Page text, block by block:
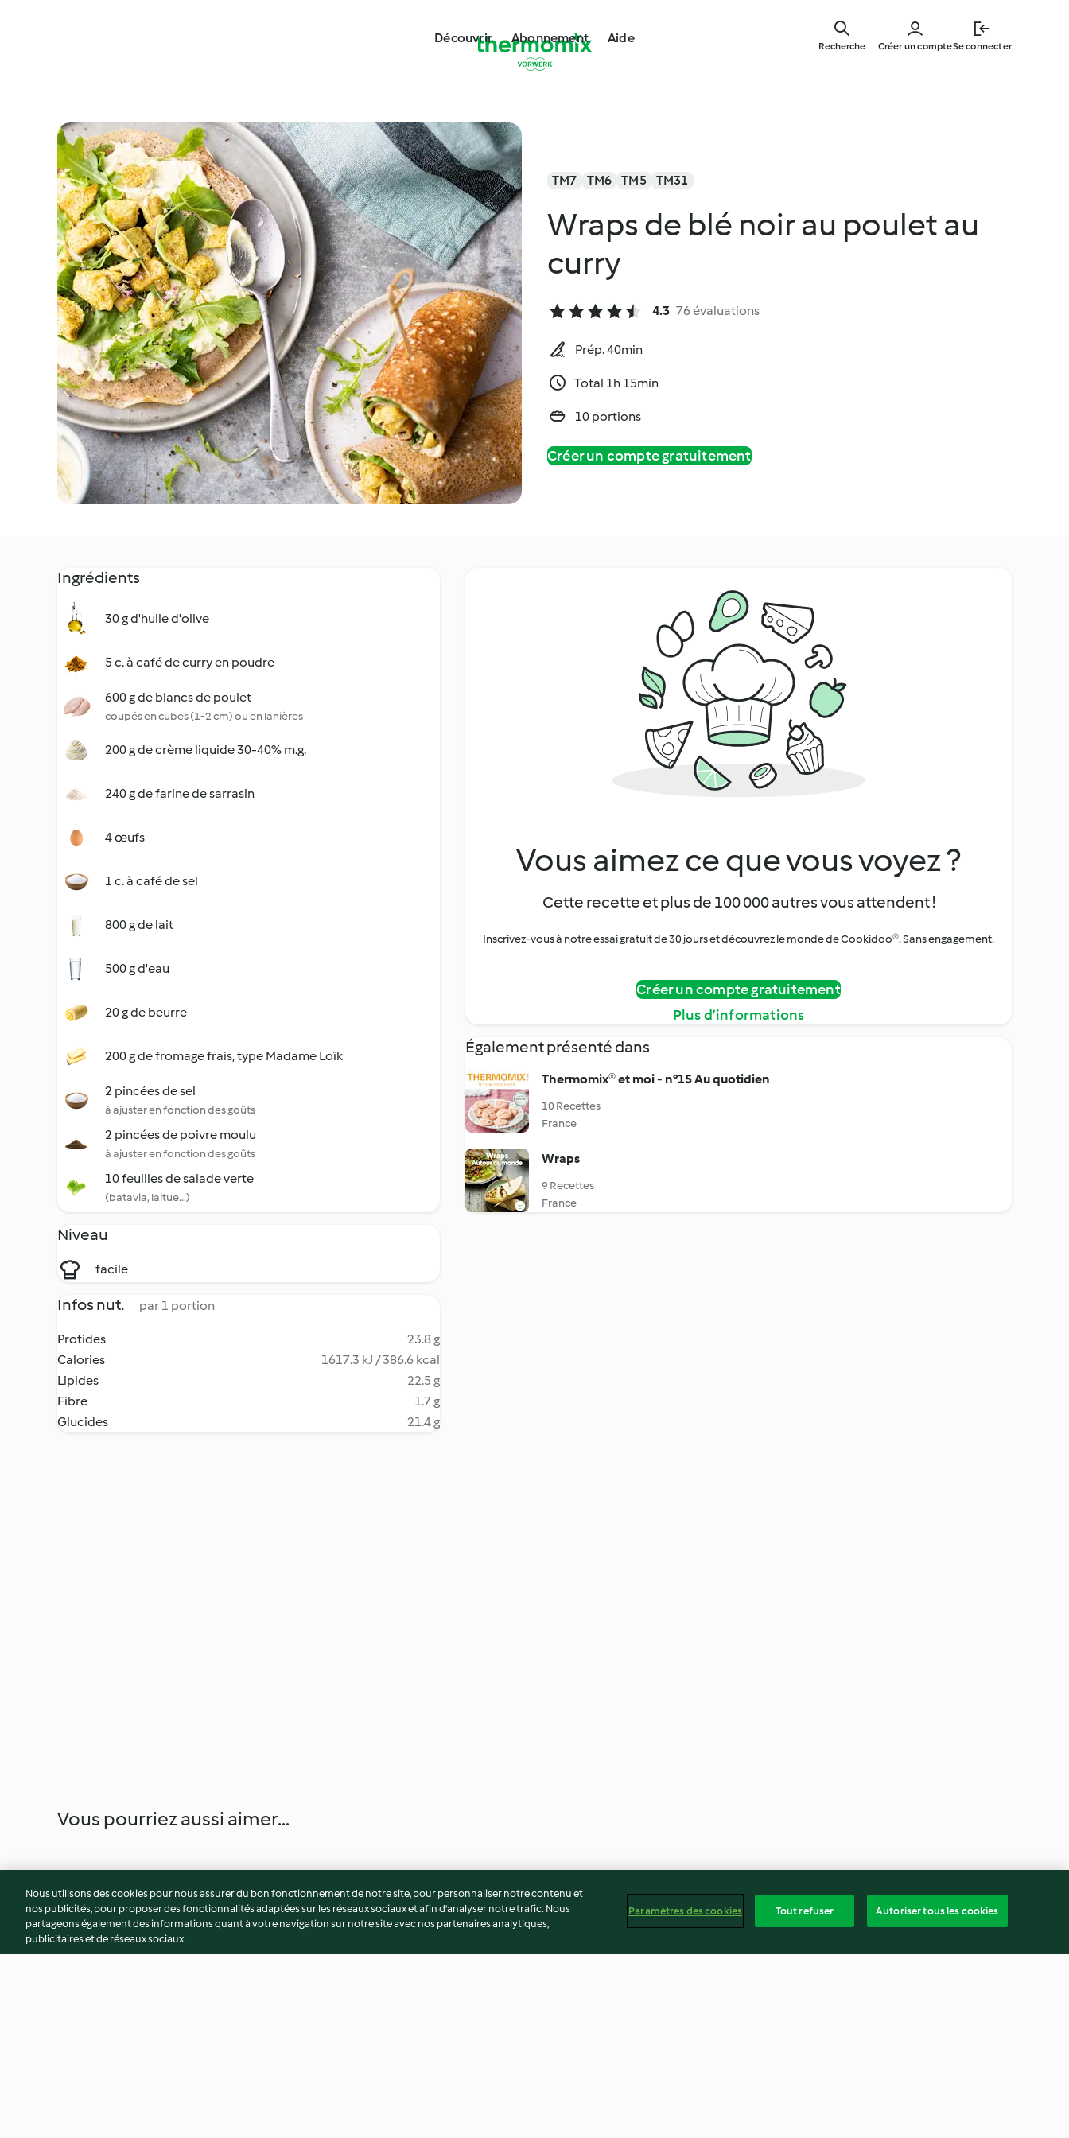
main
Découvrir Abonnement Aide
Créer un compteSe connecter
Recherche
TM7 TM6 TM5 TM31
Wraps de blé noir au poulet au
curry
4.3 76 évaluations
Prép. 40min
Total 1h 15min
10 portions
Créer un compte gratuitement
Ingrédients
30 g d'huile d'olive
5 c. à café de curry en poudre
600 g de blancs de poulet
coupés en cubes (1-2 cm) ou en lanières
200 g de crème liquide 30-40% m.g.
240 g de farine de sarrasin
4 œufs
1 c. à café de sel
800 g de lait
500 g d'eau
20 g de beurre
200 g de fromage frais, type Madame Loïk
2 pincées de sel
à ajuster en fonction des goûts
2 pincées de poivre moulu
à ajuster en fonction des goûts
10 feuilles de salade verte
(batavia, laitue...)
Niveau
facile
Infos nut. par 1 portion
Protides
23.8 g
Calories
1617.3 kJ / 386.6 kcal
Lipides
22.5 g
Fibre
1.7 g
Glucides
21.4 g
Vous aimez ce que vous voyez ?
Cette recette et plus de 100 000 autres vous attendent !
Inscrivez-vous à notre essai gratuit de 30 jours et découvrez le monde de Cookidoo®. Sans engagement.
Créer un compte gratuitement
Plus d’informations
Également présenté dans
Thermomix® et moi - n°15 Au quotidien
10 Recettes
France
Wraps
9 Recettes
France
Vous pourriez aussi aimer...
Nous utilisons des cookies pour nous assurer du bon fonctionnement de notre site, pour personnaliser notre contenu et
nos publicités, pour proposer des fonctionnalités adaptées sur les réseaux sociaux et afin d’analyser notre trafic. Nous
partageons également des informations quant à votre navigation sur notre site avec nos partenaires analytiques,
publicitaires et de réseaux sociaux.
Paramètres des cookies Tout refuser Autoriser tous les cookies